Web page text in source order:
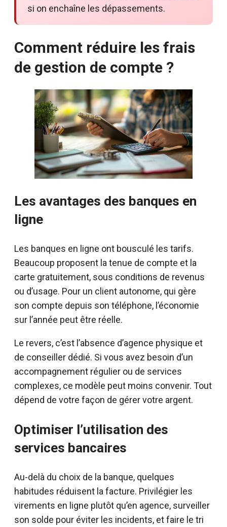
si on enchaîne les dépassements.
Comment réduire les frais
de gestion de compte ?
Les avantages des banques en
ligne
Les banques en ligne ont bousculé les tarifs.
Beaucoup proposent la tenue de compte et la
carte gratuitement, sous conditions de revenus
ou d’usage. Pour un client autonome, qui gère
son compte depuis son téléphone, l’économie
sur l’année peut être réelle.
Le revers, c’est l’absence d’agence physique et
de conseiller dédié. Si vous avez besoin d’un
accompagnement régulier ou de services
complexes, ce modèle peut moins convenir. Tout
dépend de votre façon de gérer votre argent.
Optimiser l’utilisation des
services bancaires
Au-delà du choix de la banque, quelques
habitudes réduisent la facture. Privilégier les
virements en ligne plutôt qu’en agence, surveiller
son solde pour éviter les incidents, et faire le tri